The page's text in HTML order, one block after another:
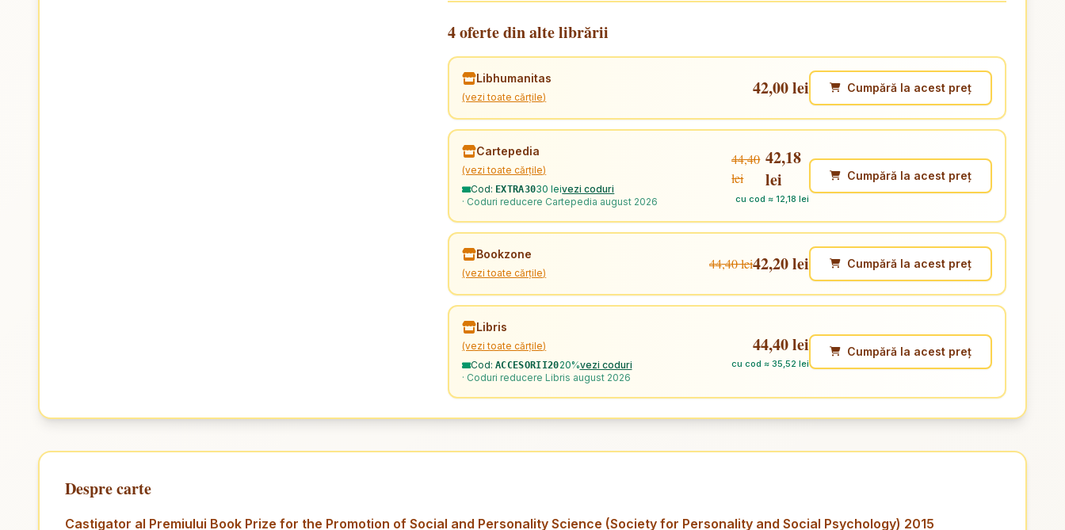
4 oferte din alte librării
Libhumanitas
(vezi toate cărțile) 42,00 lei Cumpără la acest preț
Cartepedia
(vezi toate cărțile)
Cod: EXTRA3030 leivezi coduri
· Coduri reducere Cartepedia august 2026
44,40
lei
42,18
lei
cu cod ≈ 12,18 lei
Cumpără la acest preț
Bookzone
(vezi toate cărțile)
44,40 lei42,20 lei Cumpără la acest preț
Libris
(vezi toate cărțile)
Cod:ACCESORII2020%vezi coduri
· Coduri reducere Libris august 2026
44,40 lei
cu cod ≈ 35,52 lei
Cumpără la acest preț
Despre carte
Castigator al Premiului Book Prize for the Promotion of Social and Personality Science (Society for Personality and Social Psychology) 2015